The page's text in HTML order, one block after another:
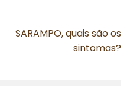
SARAMPO, quais são os
sintomas?